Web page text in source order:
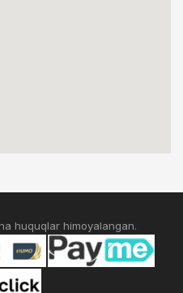
huquqlar himoyalangan.